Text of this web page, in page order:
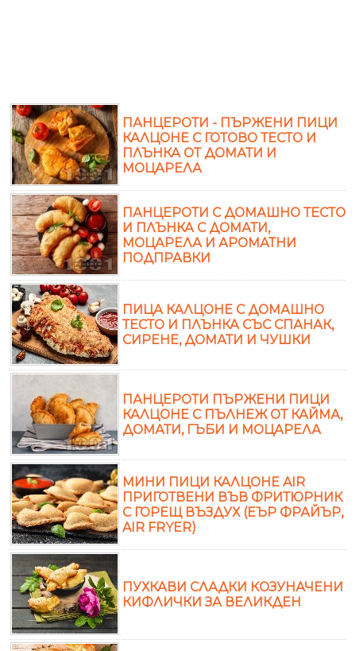
ПАНЦЕРОТИ - ПЪРЖЕНИ ПИЦИ
КАЛЦОНЕ С ГОТОВО ТЕСТО И
ПЛЪНКА ОТ ДОМАТИ И
МОЦАРЕЛА
ПАНЦЕРОТИ С ДОМАШНО ТЕСТО
И ПЛЪНКА С ДОМАТИ,
МОЦАРЕЛА И АРОМАТНИ
ПОДПРАВКИ
ПИЦА КАЛЦОНЕ С ДОМАШНО
ТЕСТО И ПЛЪНКА СЪС СПАНАК,
СИРЕНЕ, ДОМАТИ И ЧУШКИ
ПАНЦЕРОТИ ПЪРЖЕНИ ПИЦИ
КАЛЦОНЕ С ПЪЛНЕЖ ОТ КАЙМА,
ДОМАТИ, ГЪБИ И МОЦАРЕЛА
МИНИ ПИЦИ КАЛЦОНЕ AIR
ПРИГОТВЕНИ ВЪВ ФРИТЮРНИК
С ГОРЕЩ ВЪЗДУХ (ЕЪР ФРАЙЪР,
AIR FRYER)
ПУХКАВИ СЛАДКИ КОЗУНАЧЕНИ
КИФЛИЧКИ ЗА ВЕЛИКДЕН